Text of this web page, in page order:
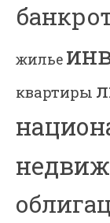
жилье
квартиры